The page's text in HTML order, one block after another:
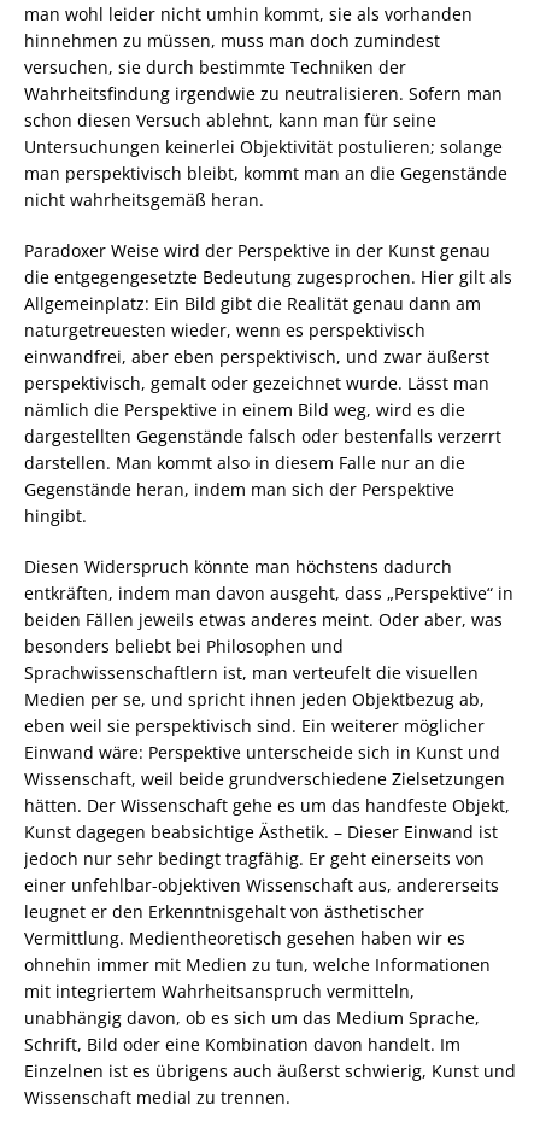
man wohl leider nicht umhin kommt, sie als vorhanden
hinnehmen zu müssen, muss man doch zumindest
versuchen, sie durch bestimmte Techniken der
Wahrheitsfindung irgendwie zu neutralisieren. Sofern man
schon diesen Versuch ablehnt, kann man für seine
Untersuchungen keinerlei Objektivität postulieren; solange
man perspektivisch bleibt, kommt man an die Gegenstände
nicht wahrheitsgemäß heran.
Paradoxer Weise wird der Perspektive in der Kunst genau
die entgegengesetzte Bedeutung zugesprochen. Hier gilt als
Allgemeinplatz: Ein Bild gibt die Realität genau dann am
naturgetreuesten wieder, wenn es perspektivisch
einwandfrei, aber eben perspektivisch, und zwar äußerst
perspektivisch, gemalt oder gezeichnet wurde. Lässt man
nämlich die Perspektive in einem Bild weg, wird es die
dargestellten Gegenstände falsch oder bestenfalls verzerrt
darstellen. Man kommt also in diesem Falle nur an die
Gegenstände heran, indem man sich der Perspektive
hingibt.
Diesen Widerspruch könnte man höchstens dadurch
entkräften, indem man davon ausgeht, dass „Perspektive“ in
beiden Fällen jeweils etwas anderes meint. Oder aber, was
besonders beliebt bei Philosophen und
Sprachwissenschaftlern ist, man verteufelt die visuellen
Medien per se, und spricht ihnen jeden Objektbezug ab,
eben weil sie perspektivisch sind. Ein weiterer möglicher
Einwand wäre: Perspektive unterscheide sich in Kunst und
Wissenschaft, weil beide grundverschiedene Zielsetzungen
hätten. Der Wissenschaft gehe es um das handfeste Objekt,
Kunst dagegen beabsichtige Ästhetik. – Dieser Einwand ist
jedoch nur sehr bedingt tragfähig. Er geht einerseits von
einer unfehlbar-objektiven Wissenschaft aus, andererseits
leugnet er den Erkenntnisgehalt von ästhetischer
Vermittlung. Medientheoretisch gesehen haben wir es
ohnehin immer mit Medien zu tun, welche Informationen
mit integriertem Wahrheitsanspruch vermitteln,
unabhängig davon, ob es sich um das Medium Sprache,
Schrift, Bild oder eine Kombination davon handelt. Im
Einzelnen ist es übrigens auch äußerst schwierig, Kunst und
Wissenschaft medial zu trennen.